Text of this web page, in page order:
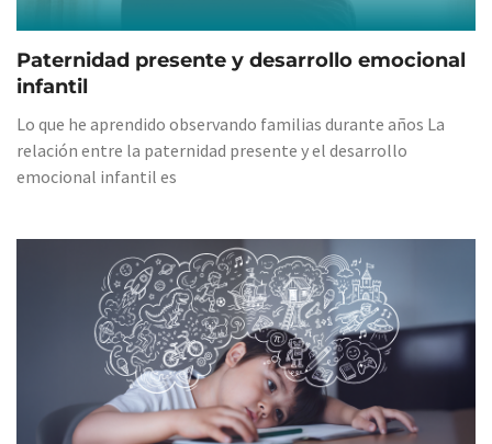
Paternidad presente y desarrollo emocional
infantil
Lo que he aprendido observando familias durante años La
relación entre la paternidad presente y el desarrollo
emocional infantil es